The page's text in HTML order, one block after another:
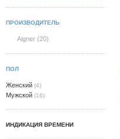
ПРОИЗВОДИТЕЛЬ
Aigner (20)
ПОЛ
Женский (4)
Мужской (16)
ИНДИКАЦИЯ ВРЕМЕНИ